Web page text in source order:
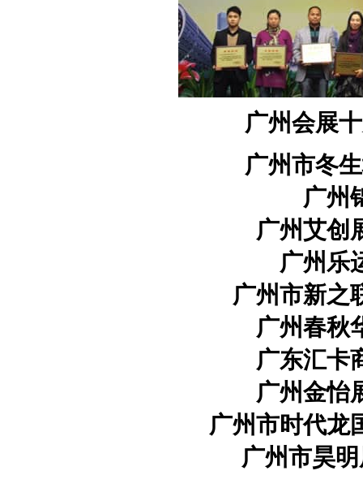
广州会展
广州市冬
广州
广州艾创
广州乐
广州市新之
广州春秋
广东汇卡
广州金怡
广州市时代龙
广州市昊